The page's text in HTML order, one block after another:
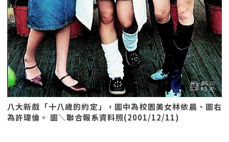
八大新戲「十八歲的約定」，圖中為校園美女林依晨、圖右
為許瑋倫。 圖＼聯合報系資料照(2001/12/11)